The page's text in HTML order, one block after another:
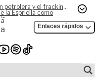
petrolera y el fracking,
la Espriella como
Enlaces rápidos